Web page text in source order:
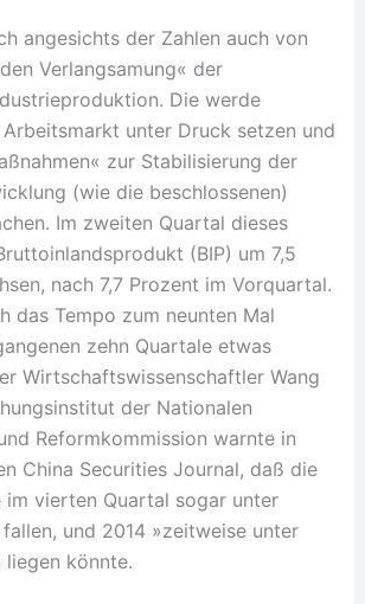
angesichts der Zahlen auch von
Verlangsamung« der
Die werde
Arbeitsmarkt unter Druck setzen und
zur Stabilisierung der
(wie die beschlossenen)
Im zweiten Quartal dieses
(BIP) um 7,5
nach 7,7 Prozent im Vorquartal.
das Tempo zum neunten Mal
zehn Quartale etwas
Wirtschaftswissenschaftler Wang
der Nationalen
Reformkommission warnte in
China Securities Journal, daß die
im vierten Quartal sogar unter
und 2014 »zeitweise unter
liegen könnte.